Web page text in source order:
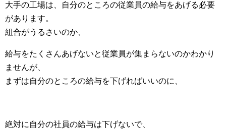
大手の工場は、自分のところの従業員の給与をあげる必要
があります。
組合がうるさいのか、
給与をたくさんあげないと従業員が集まらないのかわかり
ませんが、
まずは自分のところの給与を下げればいいのに、
絶対に自分の社員の給与は下げないで、